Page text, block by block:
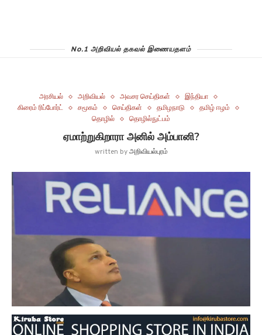
No.1 அறிவியல் தகவல் இணையதளம்
அரசியல் அறிவியல் அவசர செய்திகள்
இந்தியா
கிரைம் ரிப்போர்ட்
சமூகம் செய்திகள் தமிழநாடு
தமிழ் ஈழம்
தொழில்
தொழில்நுட்பம்
ஏமாற்றுகிறாரா அனில் அம்பானி?
written byஅறிவியல்புரம்